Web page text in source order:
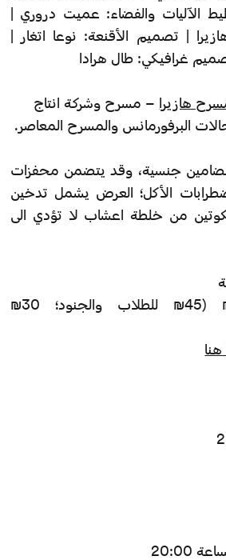
الآليات والفضاء: عميت دروري |
| تصميم الأقنعة: نوعا اتغار |
غرافيكي: طال هرادا
هازيرا – مسرح وشركة انتاج
البرفورمانس والمسرح المعاصر.
جنسية، وقد يتضمن محفزات
الأكل؛ العرض يشمل تدخين
من خلطة اعشاب لا تؤدي الى
سعر التذكرة: 60₪ (45₪ للطلاب والجنود؛ 30₪